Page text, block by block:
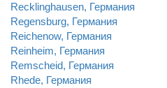
Recklinghausen, Германия
Regensburg, Германия
Reichenow, Германия
Reinheim, Германия
Remscheid, Германия
Rhede, Германия